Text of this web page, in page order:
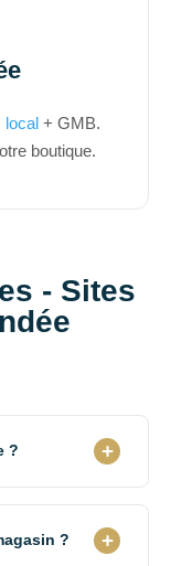
local + GMB.
boutique.
- Sites
? +
? +